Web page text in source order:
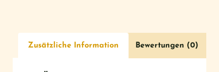
Zusätzliche Information Bewertungen (0)